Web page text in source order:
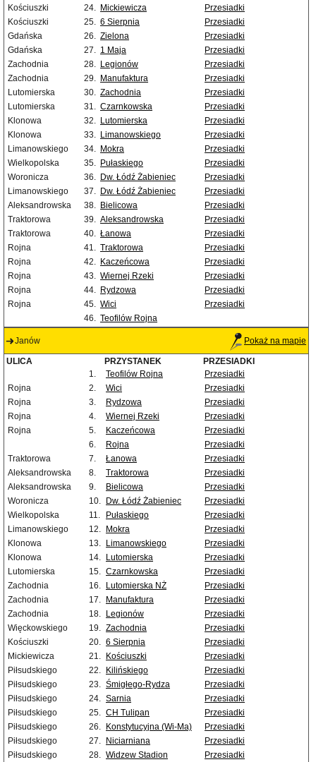
Kościuszki
24. Mickiewicza
Przesiadki
Kościuszki
25. 6 Sierpnia
Przesiadki
Gdańska
26. Zielona
Przesiadki
Gdańska
27. 1 Maja
Przesiadki
Zachodnia
28. Legionów
Przesiadki
Zachodnia
29. Manufaktura
Przesiadki
Lutomierska
30. Zachodnia
Przesiadki
Lutomierska
31. Czarnkowska
Przesiadki
Klonowa
32. Lutomierska
Przesiadki
Klonowa
33. Limanowskiego
Przesiadki
Limanowskiego
34. Mokra
Przesiadki
Wielkopolska
35. Pułaskiego
Przesiadki
Woronicza
36. Dw. Łódź Żabieniec
Przesiadki
Limanowskiego
37. Dw. Łódź Żabieniec
Przesiadki
Aleksandrowska
38. Bielicowa
Przesiadki
Traktorowa
39. Aleksandrowska
Przesiadki
Traktorowa
40. Łanowa
Przesiadki
Rojna
41. Traktorowa
Przesiadki
Rojna
42. Kaczeńcowa
Przesiadki
Rojna
43. Wiernej Rzeki
Przesiadki
Rojna
44. Rydzowa
Przesiadki
Rojna
45. Wici
Przesiadki
46. Teofilów Rojna
Janów Pokaż na mapie
ULICA PRZYSTANEK
PRZESIADKI
1.
Teofilów Rojna
Przesiadki
Rojna
2. Wici
Przesiadki
Rojna
3. Rydzowa
Przesiadki
Rojna
4. Wiernej Rzeki
Przesiadki
Rojna
5. Kaczeńcowa
Przesiadki
6.
Rojna
Przesiadki
Traktorowa
7. Łanowa
Przesiadki
Aleksandrowska
8. Traktorowa
Przesiadki
Aleksandrowska
9. Bielicowa
Przesiadki
Woronicza
10. Dw. Łódź Żabieniec
Przesiadki
Wielkopolska
11. Pułaskiego
Przesiadki
Limanowskiego
12. Mokra
Przesiadki
Klonowa
13. Limanowskiego
Przesiadki
Klonowa
14. Lutomierska
Przesiadki
Lutomierska
15. Czarnkowska
Przesiadki
Zachodnia
16. Lutomierska NŻ
Przesiadki
Zachodnia
17. Manufaktura
Przesiadki
Zachodnia
18. Legionów
Przesiadki
Więckowskiego
19. Zachodnia
Przesiadki
Kościuszki
20. 6 Sierpnia
Przesiadki
Mickiewicza
21. Kościuszki
Przesiadki
Piłsudskiego
22. Kilińskiego
Przesiadki
Piłsudskiego
23. Śmigłego-Rydza
Przesiadki
Piłsudskiego
24. Sarnia
Przesiadki
Piłsudskiego
25. CH Tulipan
Przesiadki
Piłsudskiego
26. Konstytucyjna (Wi-Ma)
Przesiadki
Piłsudskiego
27. Niciarniana
Przesiadki
Piłsudskiego
28. Widzew Stadion Przesiadki